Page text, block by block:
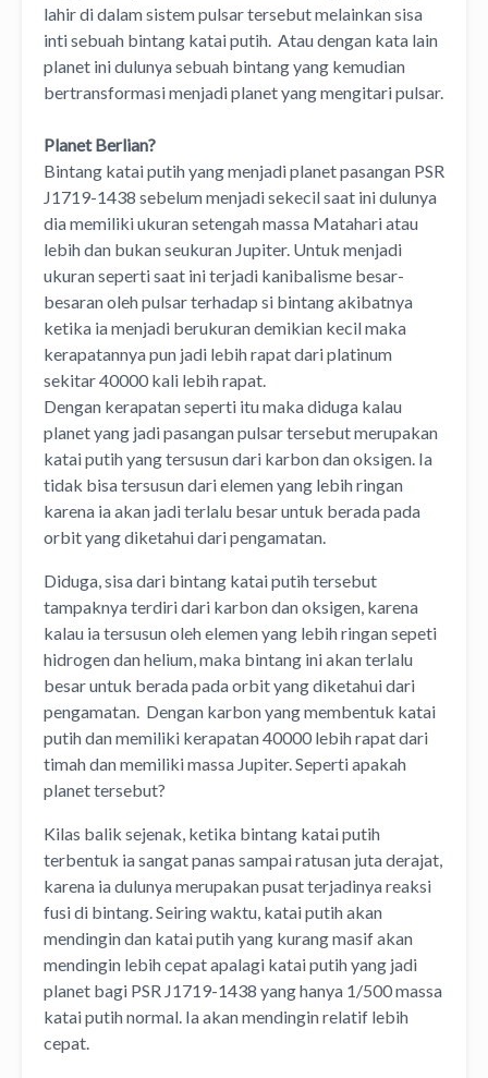
lahir di dalam sistem pulsar tersebut melainkan sisa
inti sebuah bintang katai putih. Atau dengan kata lain
planet ini dulunya sebuah bintang yang kemudian
bertransformasi menjadi planet yang mengitari pulsar.
Planet Berlian?
Bintang katai putih yang menjadi planet pasangan PSR
J1719-1438 sebelum menjadi sekecil saat ini dulunya
dia memiliki ukuran setengah massa Matahari atau
lebih dan bukan seukuran Jupiter. Untuk menjadi
ukuran seperti saat ini terjadi kanibalisme besar-
besaran oleh pulsar terhadap si bintang akibatnya
ketika ia menjadi berukuran demikian kecil maka
kerapatannya pun jadi lebih rapat dari platinum
sekitar 40000 kali lebih rapat.
Dengan kerapatan seperti itu maka diduga kalau
planet yang jadi pasangan pulsar tersebut merupakan
katai putih yang tersusun dari karbon dan oksigen. Ia
tidak bisa tersusun dari elemen yang lebih ringan
karena ia akan jadi terlalu besar untuk berada pada
orbit yang diketahui dari pengamatan.
Diduga, sisa dari bintang katai putih tersebut
tampaknya terdiri dari karbon dan oksigen, karena
kalau ia tersusun oleh elemen yang lebih ringan sepeti
hidrogen dan helium, maka bintang ini akan terlalu
besar untuk berada pada orbit yang diketahui dari
pengamatan. Dengan karbon yang membentuk katai
putih dan memiliki kerapatan 40000 lebih rapat dari
timah dan memiliki massa Jupiter. Seperti apakah
planet tersebut?
Kilas balik sejenak, ketika bintang katai putih
terbentuk ia sangat panas sampai ratusan juta derajat,
karena ia dulunya merupakan pusat terjadinya reaksi
fusi di bintang. Seiring waktu, katai putih akan
mendingin dan katai putih yang kurang masif akan
mendingin lebih cepat apalagi katai putih yang jadi
planet bagi PSR J1719-1438 yang hanya 1/500 massa
katai putih normal. Ia akan mendingin relatif lebih
cepat.